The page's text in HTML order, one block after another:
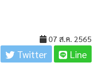
07 ส.ค. 2565
Twitter Line